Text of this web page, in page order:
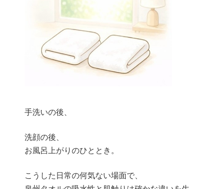
手洗いの後、
洗顔の後、
お風呂上がりのひととき。
こうした日常の何気ない場面で、